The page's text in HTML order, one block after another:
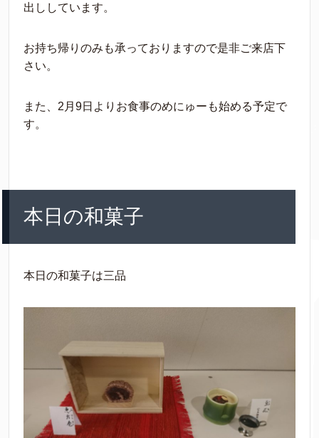
出ししています。
お持ち帰りのみも承っておりますので是非ご来店下
さい。
また、2月9日よりお食事のめにゅーも始める予定で
す。
本日の和菓子
本日の和菓子は三品